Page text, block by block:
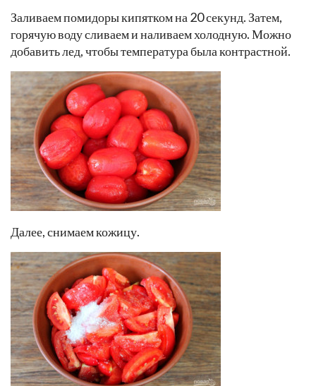
Заливаем помидоры кипятком на 20 секунд. Затем,
горячую воду сливаем и наливаем холодную. Можно
добавить лед, чтобы температура была контрастной.
Далее, снимаем кожицу.